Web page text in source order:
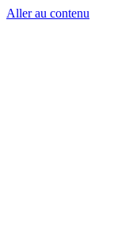
Aller au contenu